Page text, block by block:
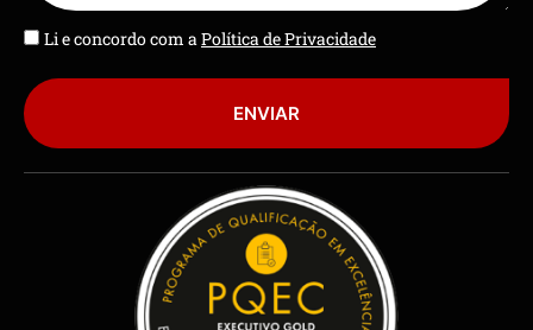
Li e concordo com aPolítica de Privacidade
ENVIAR